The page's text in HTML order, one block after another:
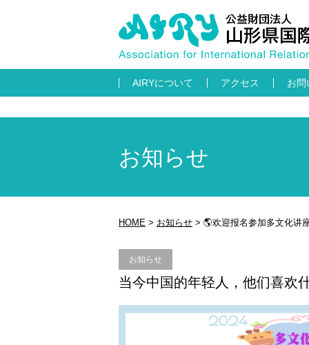
AIRYについて アクセス お問
お知らせ
HOME > お知らせ > 🌎欢迎报名参加多文化讲
お知らせ
当今中国的年轻人，他们喜欢